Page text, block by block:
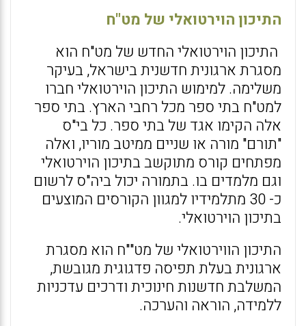
התיכון הוירטואלי של מט"ח
התיכון הוירטואלי החדש של מט"ח הוא
מסגרת ארגונית חדשנית בישראל, בעיקר
משלימה. למימוש התיכון הוירטואלי חברו
למט"ח בתי ספר מכל רחבי הארץ. בתי ספר
אלה הקימו אגד של בתי ספר. כל בי"ס
"תורם" מורה או שניים ממיטב מוריו, ואלה
מפתחים קורס מתוקשב בתיכון הוירטואלי
וגם מלמדים בו. בתמורה יכול ביה"ס לרשום
כ- 30 מתלמידיו למגוון הקורסים המוצעים
בתיכון הוירטואלי.
התיכון הווירטואלי של מט""ח הוא מסגרת
ארגונית בעלת תפיסה פדגוגית מגובשת,
המשלבת חדשנות חינוכית ודרכים עדכניות
ללמידה, הוראה והערכה.